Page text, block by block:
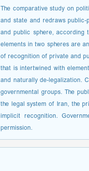
The comparative study on
and state and redraws
and public sphere, according
elements in two spheres are
of recognition of private and
that is intertwined with
and naturally de-legalization.
governmental groups. The
the legal system of Iran, the
implicit recognition.
permission.